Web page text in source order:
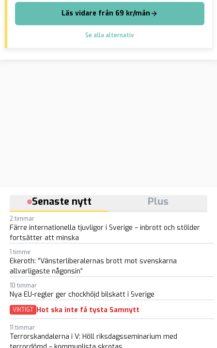
Läs vidare från 69 kr/mån
Se alla alternativ
Senaste nytt Plus
2 timmar
Färre internationella tjuvligor i Sverige – inbrott och stölder
fortsätter att minska
1 timme
Ekeroth: ”Vänsterliberalernas brott mot svenskarna
allvarligaste någonsin”
10 timmar
Nya EU-regler ger chockhöjd bilskatt i Sverige
VIKTIGT Hot ska inte få tysta Samnytt
11 timmar
Terrorskandalerna i V: Höll riksdagsseminarium med